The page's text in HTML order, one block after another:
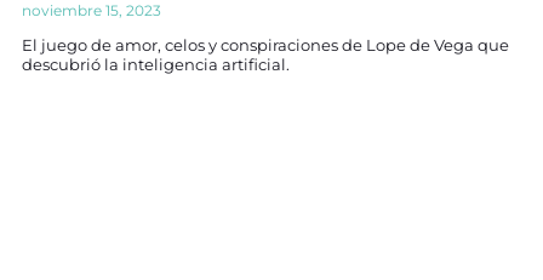
noviembre 15, 2023
El juego de amor, celos y conspiraciones de Lope de Vega que
descubrió la inteligencia artificial.